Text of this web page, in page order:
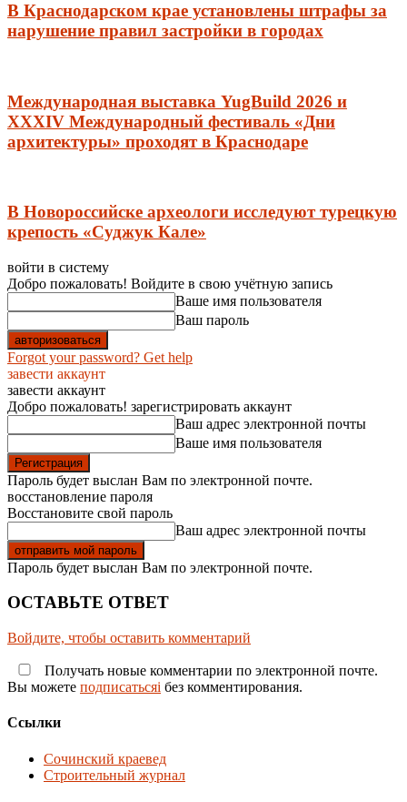
В Краснодарском крае установлены штрафы за
нарушение правил застройки в городах
Международная выставка YugBuild 2026 и
XXXIV Международный фестиваль «Дни
архитектуры» проходят в Краснодаре
В Новороссийске археологи исследуют турецкую
крепость «Суджук Кале»
войти в систему
Добро пожаловать! Войдите в свою учётную запись
Ваше имя пользователя
Ваш пароль
Forgot your password? Get help
завести аккаунт
завести аккаунт
Добро пожаловать! зарегистрировать аккаунт
Ваш адрес электронной почты
Ваше имя пользователя
Пароль будет выслан Вам по электронной почте.
восстановление пароля
Восстановите свой пароль
Ваш адрес электронной почты
Пароль будет выслан Вам по электронной почте.
ОСТАВЬТЕ ОТВЕТ
Войдите, чтобы оставить комментарий
Получать новые комментарии по электронной почте.
Вы можете подписатьсяi без комментирования.
Ссылки
Сочинский краевед
Строительный журнал